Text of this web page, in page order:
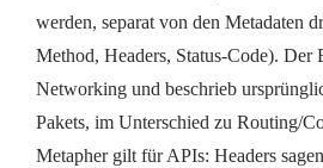
werden, separat von den Metadaten
Method, Headers, Status-Code). Der
Networking und beschrieb
Pakets, im Unterschied zu Routing/
Metapher gilt für APIs: Headers